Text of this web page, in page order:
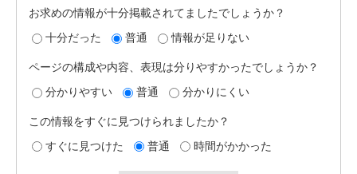
お求めの情報が十分掲載されてましたでしょうか？
十分だった
普通 情報が足りない
ページの構成や内容、表現は分りやすかったでしょうか？
分かりやすい
普通 分かりにくい
この情報をすぐに見つけられましたか？
すぐに見つけた
普通 時間がかかった